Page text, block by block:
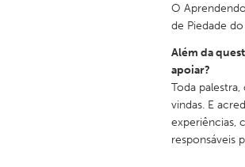
O
de Piedade
Além da
apoiar?
Toda
vindas. E
experiências,
responsáveis